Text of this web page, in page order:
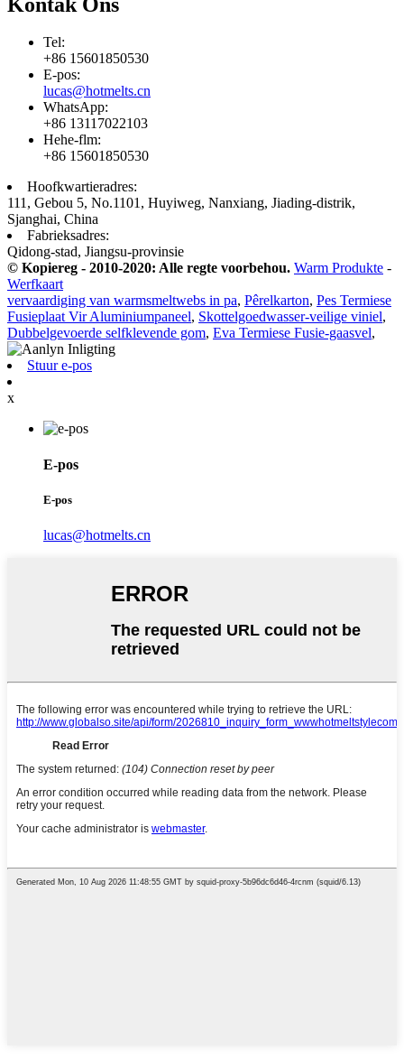
Tel:
+86 15601850530
E-pos:
lucas@hotmelts.cn
WhatsApp:
+86 13117022103
Hehe-flm:
+86 15601850530
Hoofkwartieradres:
111, Gebou 5, No.1101, Huyiweg, Nanxiang, Jiading-distrik,
Sjanghai, China
Fabrieksadres:
Qidong-stad, Jiangsu-provinsie
© Kopiereg - 2010-2020: Alle regte voorbehou. Warm Produkte -
Werfkaart
vervaardiging van warmsmeltwebs in pa, Pêrelkarton, Pes Termiese
Fusieplaat Vir Aluminiumpaneel, Skottelgoedwasser-veilige viniel,
Dubbelgevoerde selfklevende gom, Eva Termiese Fusie-gaasvel,
Stuur e-pos
x
E-pos
E-pos
lucas@hotmelts.cn